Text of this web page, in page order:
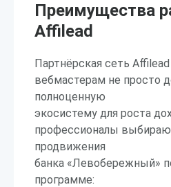
Преимущества
Affilead
Партнёрская сеть
вебмастерам не просто
полноценную
экосистему для роста
профессионалы
продвижения
банка «Левобережный»
программе: